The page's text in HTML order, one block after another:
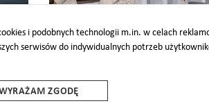
i podobnych technologii m.in. w celach
serwisów do indywidualnych potrzeb
ZGODĘ